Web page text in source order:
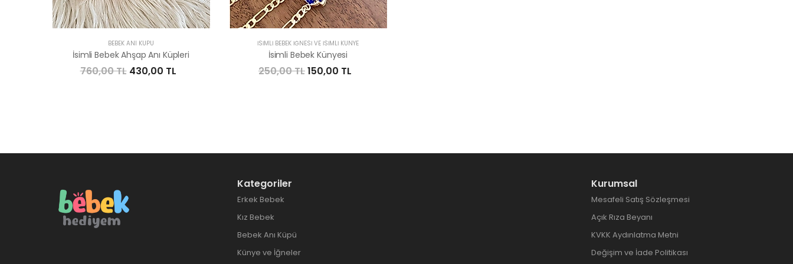
BEBEK ANI KÜPÜ
İsimli Bebek Ahşap Anı Küpleri
760,00 TL 430,00 TL
İSIMLI BEBEK İĞNESI VE İSIMLI KÜNYE
İsimli Bebek Künyesi
250,00 TL150,00 TL
Kategoriler
Erkek Bebek
Kız Bebek
Bebek Anı Küpü
Künye ve İğneler
Kurumsal
Mesafeli Satış Sözleşmesi
Açık Rıza Beyanı
KVKK Aydınlatma Metni
Değişim ve İade Politikası